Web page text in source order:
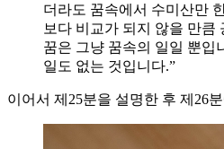
더라도 꿈속에서 수미산만
보다 비교가 되지 않을 만큼
꿈은 그냥 꿈속의 일일 뿐입
일도 없는 것입니다.”
이어서 제25분을 설명한 후 제26